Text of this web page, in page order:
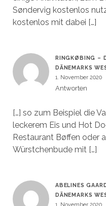
Søndervig kostenlos
kostenlos mit dabei […]
RINGKØBING –
DÄNEMARKS
1. November 2020
Antworten
[…] so zum Beispiel die
leckerem Eis und Hot
Restaurant Bøffen oder
Würstchenbude mit […]
ABELINES
DÄNEMARKS
1. November 2020